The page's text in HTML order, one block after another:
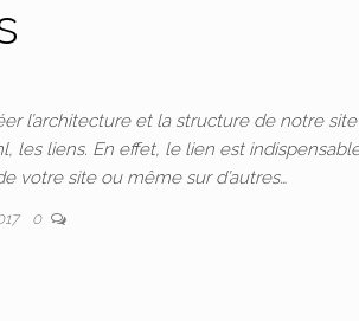
l’architecture et la structure de notre site
les liens. En effet, le lien est
votre site ou même sur d’autres…
0